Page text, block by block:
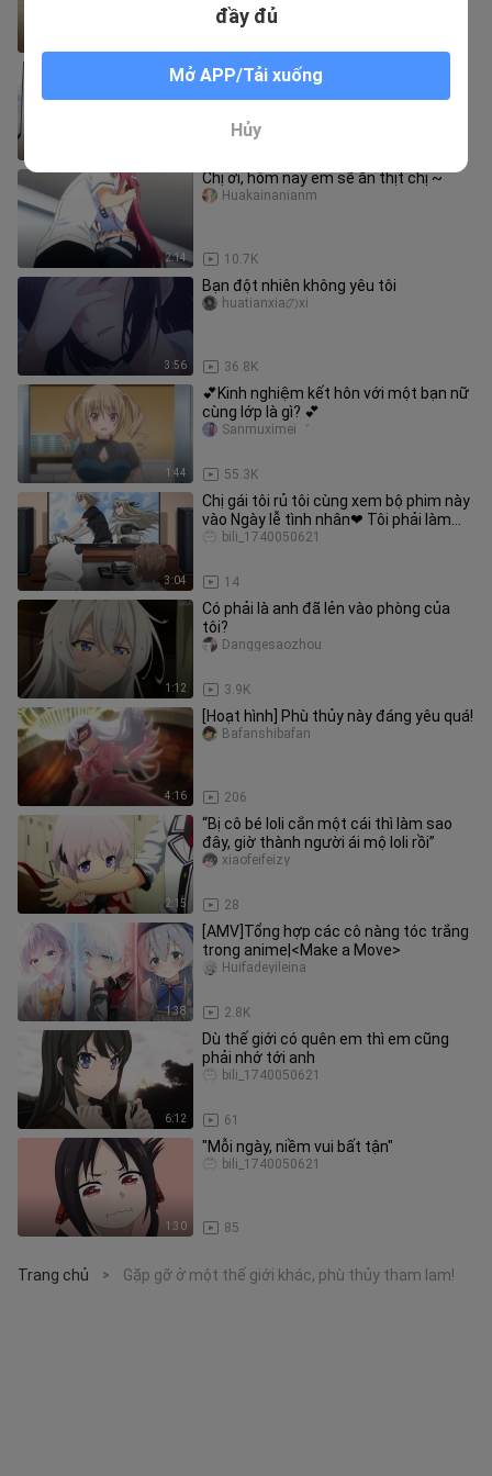
Khi hai người yêu nhau, cả gia đình
2:14
Chị ơi, hôm nay em sẽ ăn thịt chị ~
10.7K
Huakainanianm
3:56
Bạn đột nhiên không yêu tôi
36.8K
huatianxiaのxi
1:44
💕Kinh nghiệm kết hôn với một bạn nữ
cùng lớp là gì? 💕
55.3K
Sanmuximei゛
3:04
Chị gái tôi rủ tôi cùng xem bộ phim này
vào Ngày lễ tình nhân❤ Tôi phải làm
sao? cấp bách! Đang chờ
14
bili_1740050621
1:12
Có phải là anh đã lẻn vào phòng của
tôi?
3.9K
Danggesaozhou
4:16
[Hoạt hình] Phù thủy này đáng yêu quá!
206
Bafanshibafan
2:15
“Bị cô bé loli cắn một cái thì làm sao
đây, giờ thành người ái mộ loli rồi”
28
xiaofeifeizy
1:38
[AMV]Tổng hợp các cô nàng tóc trắng
trong anime|<Make a Move>
2.8K
Huifadeyileina
6:12
Dù thế giới có quên em thì em cũng
phải nhớ tới anh
61
bili_1740050621
1:30
"Mỗi ngày, niềm vui bất tận"
85
bili_1740050621
Trang chủ > Gặp gỡ ở một thế giới khác, phù thủy tham lam!
đầy đủ
Mở APP/Tải xuống
Hủy